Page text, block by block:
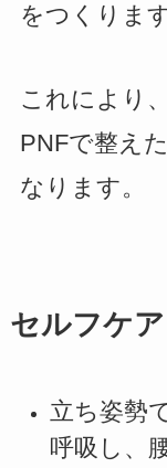
をつくります
これにより
PNFで整え
なります。
セルフケ
立ち姿勢
呼吸し、